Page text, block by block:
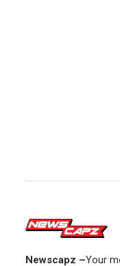
Newscapz –Your